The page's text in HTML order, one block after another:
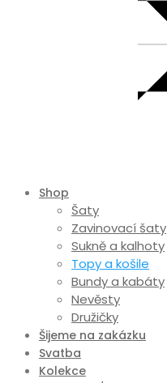
Shop
Šaty
Zavinovací šaty
Sukně a kalhoty
Topy a košile
Bundy a kabáty
Nevěsty
Družičky
Šijeme na zakázku
Svatba
Kolekce